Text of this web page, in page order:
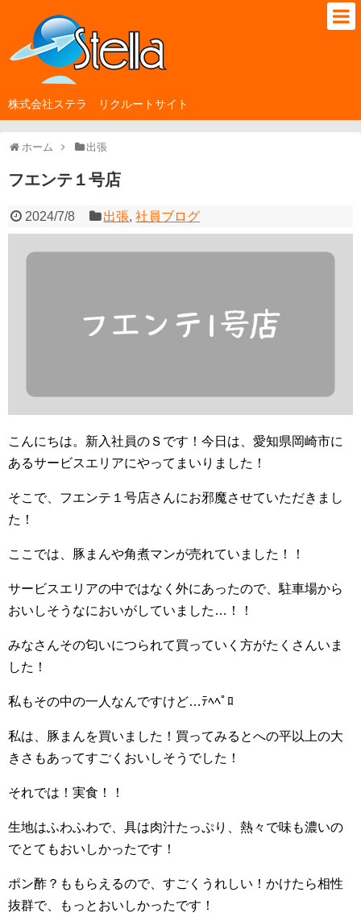
株式会社ステラ リクルートサイト
ホーム 出張
フエンテ１号店
2024/7/8 出張,社員ブログ
こんにちは。新入社員のＳです！今日は、愛知県岡崎市に
あるサービスエリアにやってまいりました！
そこで、フエンテ１号店さんにお邪魔させていただきまし
た！
ここでは、豚まんや角煮マンが売れていました！！
サービスエリアの中ではなく外にあったので、駐車場から
おいしそうなにおいがしていました…！！
みなさんその匂いにつられて買っていく方がたくさんいま
した！
私もその中の一人なんですけど…ﾃﾍﾍﾟﾛ
私は、豚まんを買いました！買ってみるとへの平以上の大
きさもあってすごくおいしそうでした！
それでは！実食！！
生地はふわふわで、具は肉汁たっぷり、熱々で味も濃いの
でとてもおいしかったです！
ポン酢？ももらえるので、すごくうれしい！かけたら相性
抜群で、もっとおいしかったです！